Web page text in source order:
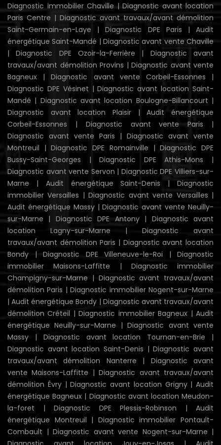
Diagnostic immobilier Chaville|Diagnostic avant location
Paris Centre | Diagnostic avant travaux/avant démolition
Saint-Germain-en-Laye |Diagnostic DPE Paris |Audit
énergétique Saint-Mandé |Diagnostic avant vente Chaville
|Diagnostic DPE Ozoir-la-Ferrière | Diagnostic avant
travaux/avant démolition Provins | Diagnostic avant vente
Bagneux |Diagnostic avant vente Corbeil-Essonnes |
Diagnostic DPE Vésinet |Diagnostic avant location Saint-
Mandé | Diagnostic avant location Boulogne-Billancourt |
Diagnostic avant location Plaisir |Audit énergétique
Corbeil-Essonnes | Diagnostic avant vente Paris |
Diagnostic avant vente Paris | Diagnostic avant vente
Montreuil |Diagnostic DPE Romainville |Diagnostic DPE
Bussy-Saint-Georges |Diagnostic DPE Athis-Mons |
Diagnostic avant vente Servon | Diagnostic DPE Villiers-sur-
Marne | Audit énergétique Saint-Denis |Diagnostic
immobilier Versailles |Diagnostic avant vente Versailles |
Audit énergétique Massy|Diagnostic avant vente Neuilly-
sur-Marne | Diagnostic DPE Antony| Diagnostic avant
location Lagny-sur-Marne | Diagnostic avant
travaux/avant démolition Paris | Diagnostic avant location
Bondy | Diagnostic DPE Villeneuve-le-Roi | Diagnostic
immobilier Maisons-Laffitte | Diagnostic immobilier
Champigny-sur-Marne | Diagnostic avant travaux/avant
démolition Paris |Diagnostic immobilier Nogent-sur-Marne
|Audit énergétique Bondy | Diagnostic avant travaux/avant
démolition Créteil |Diagnostic immobilier Bagneux |Audit
énergétique Neuilly-sur-Marne |Diagnostic avant vente
Massy | Diagnostic avant location Tournan-en-Brie |
Diagnostic avant location Saint-Denis |Diagnostic avant
travaux/avant démolition Nanterre | Diagnostic avant
vente Maisons-Laffitte |Diagnostic avant travaux/avant
démolition Évry|Diagnostic avant location Grigny| Audit
énergétique Bagneux | Diagnostic avant location Meudon-
la-foret | Diagnostic DPE Plessis-Robinson | Audit
énergétique Montreuil | Diagnostic immobilier Pontault-
Combault | Diagnostic avant vente Nogent-sur-Marne |